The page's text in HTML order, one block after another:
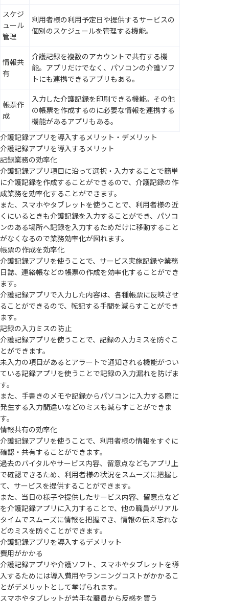
スケジ
ュール
管理
利用者様の利用予定日や提供するサービスの
個別のスケジュールを管理する機能。
情報共
有
介護記録を複数のアカウントで共有する機
能。アプリだけでなく、パソコンの介護ソフ
トにも連携できるアプリもある。
帳票作
成
入力した介護記録を印刷できる機能。その他
の帳票を作成するのに必要な情報を連携する
機能があるアプリもある。
介護記録アプリを導入するメリット・デメリット
介護記録アプリを導入するメリット
記録業務の効率化
介護記録アプリ項目に沿って選択・入力することで簡単
に介護記録を作成することができるので、介護記録の作
成業務を効率化することができます。
また、スマホやタブレットを使うことで、利用者様の近
くにいるときも介護記録を入力することができ、パソコ
ンのある場所へ記録を入力するためだけに移動すること
がなくなるので業務効率化が図れます。
帳票の作成を効率化
介護記録アプリを使うことで、サービス実施記録や業務
日誌、連絡帳などの帳票の作成を効率化することができ
ます。
介護記録アプリで入力した内容は、各種帳票に反映させ
ることができるので、転記する手間を減らすことができ
ます。
記録の入力ミスの防止
介護記録アプリを使うことで、記録の入力ミスを防ぐこ
とができます。
未入力の項目があるとアラートで通知される機能がつい
ている記録アプリを使うことで記録の入力漏れを防げま
す。
また、手書きのメモや記録からパソコンに入力する際に
発生する入力間違いなどのミスも減らすことができま
す。
情報共有の効率化
介護記録アプリを使うことで、利用者様の情報をすぐに
確認・共有することができます。
過去のバイタルやサービス内容、留意点などもアプリ上
で確認できるため、利用者様の状況をスムーズに把握し
て、サービスを提供することができます。
また、当日の様子や提供したサービス内容、留意点など
を介護記録アプリに入力することで、他の職員がリアル
タイムでスムーズに情報を把握でき、情報の伝え忘れな
どのミスを防ぐことができます。
介護記録アプリを導入するデメリット
費用がかかる
介護記録アプリや介護ソフト、スマホやタブレットを導
入するためには導入費用やランニングコストがかかるこ
とがデメリットとして挙げられます。
スマホやタブレットが苦手な職員から反感を買う